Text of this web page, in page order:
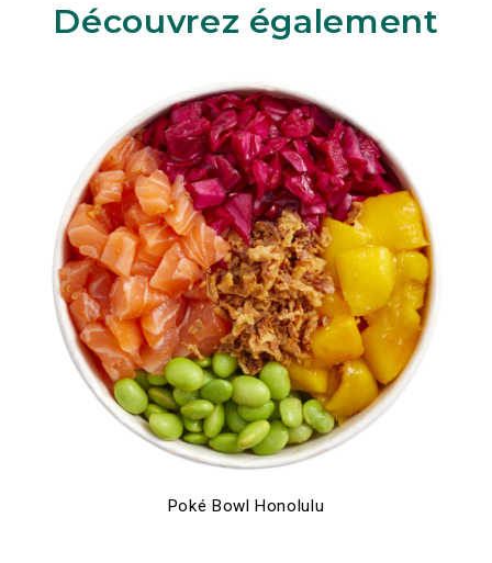
Découvrez également
Poké Bowl Honolulu